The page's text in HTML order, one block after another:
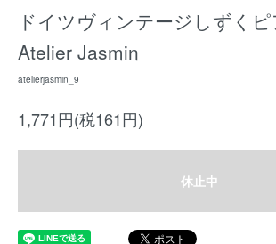
ドイツヴィンテージしずく
Atelier Jasmin
atelierjasmin_9
1,771円(税161円)
休止中